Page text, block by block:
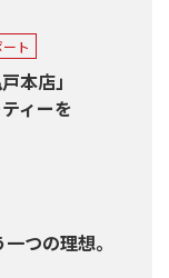
ト
本店」
ィーを
つの理想。